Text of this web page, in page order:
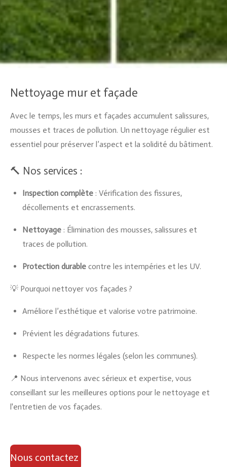
Nettoyage mur et façade
Avec le temps, les murs et façades accumulent salissures,
mousses et traces de pollution. Un nettoyage régulier est
essentiel pour préserver l’aspect et la solidité du bâtiment.
🔨 Nos services :
Inspection complète : Vérification des fissures,
décollements et encrassements.
Nettoyage : Élimination des mousses, salissures et
traces de pollution.
Protection durable contre les intempéries et les UV.
💡 Pourquoi nettoyer vos façades ?
Améliore l’esthétique et valorise votre patrimoine.
Prévient les dégradations futures.
Respecte les normes légales (selon les communes).
📍 Nous intervenons avec sérieux et expertise, vous
conseillant sur les meilleures options pour le nettoyage et
l'entretien de vos façades.
Nous contactez